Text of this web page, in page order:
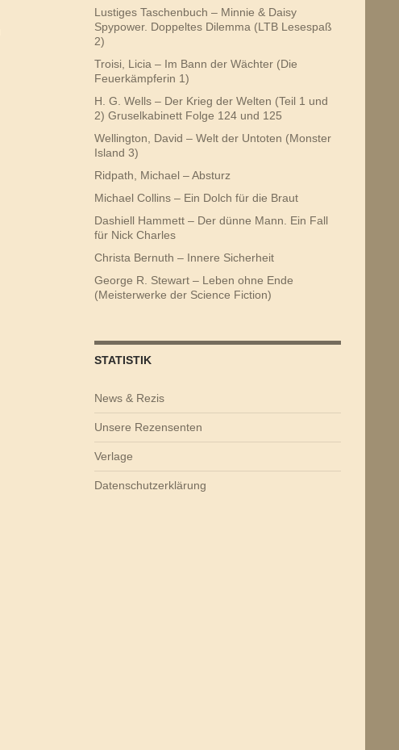
Lustiges Taschenbuch – Minnie & Daisy
Spypower. Doppeltes Dilemma (LTB Lesespaß
2)
Troisi, Licia – Im Bann der Wächter (Die
Feuerkämpferin 1)
H. G. Wells – Der Krieg der Welten (Teil 1 und
2) Gruselkabinett Folge 124 und 125
Wellington, David – Welt der Untoten (Monster
Island 3)
Ridpath, Michael – Absturz
Michael Collins – Ein Dolch für die Braut
Dashiell Hammett – Der dünne Mann. Ein Fall
für Nick Charles
Christa Bernuth – Innere Sicherheit
George R. Stewart – Leben ohne Ende
(Meisterwerke der Science Fiction)
STATISTIK
News & Rezis
Unsere Rezensenten
Verlage
Datenschutzerklärung